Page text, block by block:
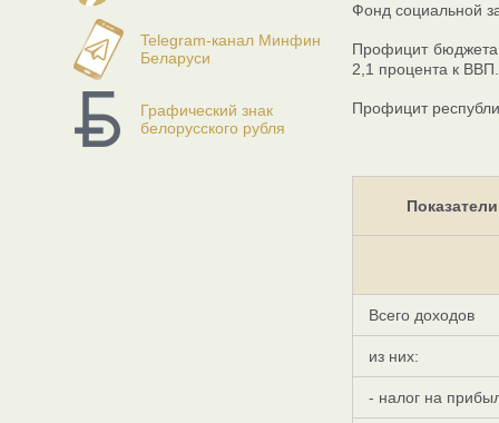
Telegram-канал Минфин
Беларуси
Графический знак
белорусского рубля
Фонд социальной
Профицит бюджета
2,1 процента к ВВП.
Профицит
Показатели
Всего доходов
из них:
- налог на